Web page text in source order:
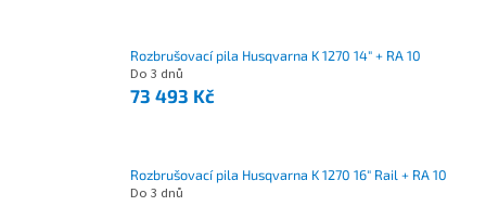
Rozbrušovací pila Husqvarna K 1270 14" + RA 10
Do 3 dnů
73 493 Kč
Rozbrušovací pila Husqvarna K 1270 16" Rail + RA 10
Do 3 dnů